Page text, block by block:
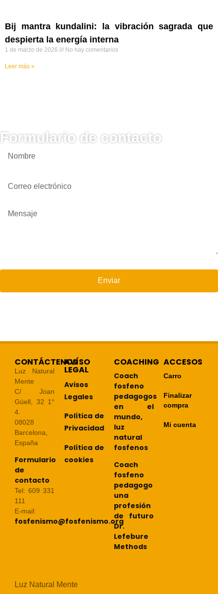
Bij mantra kundalini: la vibración sagrada que
despierta la energía interna
1 de marzo de 2026 No hay comentarios
Leer más »
Formulario de contacto
Enviar
CONTÁCTENOS
Luz Natural
Mente
C/ Joan
Güell, 32 1°
4.
08028
Barcelona,
España
Formulario
de
contacto
Tel: 609 331
111
E-mail:
fosfenismo@fosfenismo.org
AVÍSO
LEGAL
Avisos
Legales
Política de
Privacidad
Política de
cookies
COACHING
Coach
fosfeno
pedagogos
en el
mundo,
luz
natural
fosfenos
Coach
fosfeno
pedagogo
una
profesión
de futuro
Dr.
Lefebure
Methods
ACCESOS
Carro
Finalizar
compra
Mi cuenta
Luz Natural Mente